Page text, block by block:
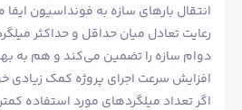
انتقال بارهای سازه به فونداسیون
رعایت تعادل میان حداقل و حداکثر
دوام سازه را تضمین می‌کند و هم به
افزایش سرعت اجرای پروژه کمک زیادی
اگر تعداد میلگردهای مورد استفاده